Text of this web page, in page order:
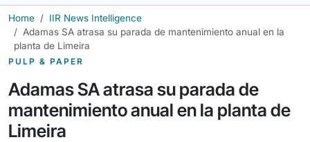
Home
IIR News Intelligence
Adamas SA atrasa su parada de mantenimiento anual en la
planta de Limeira
PULP & PAPER
Adamas SA atrasa su parada de
mantenimiento anual en la planta de
Limeira